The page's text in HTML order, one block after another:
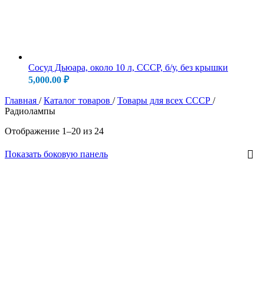
Сосуд Дьюара, около 10 л, СССР, б/у, без крышки
5,000.00 ₽
Главная / Каталог товаров / Товары для всех СССР /
Радиолампы
Отображение 1–20 из 24
Показать боковую панель